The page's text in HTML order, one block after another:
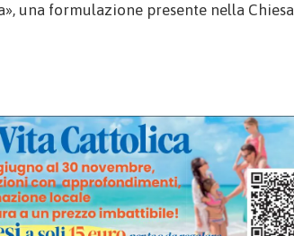
una formulazione presente nella Chiesa